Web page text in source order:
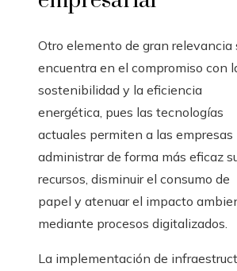
Otro elemento de gran relevancia
encuentra en el compromiso con
sostenibilidad y la eficiencia
energética, pues las tecnologías
actuales permiten a las empresas
administrar de forma más eficaz
recursos, disminuir el consumo de
papel y atenuar el impacto
mediante procesos digitalizados.
La implementación de